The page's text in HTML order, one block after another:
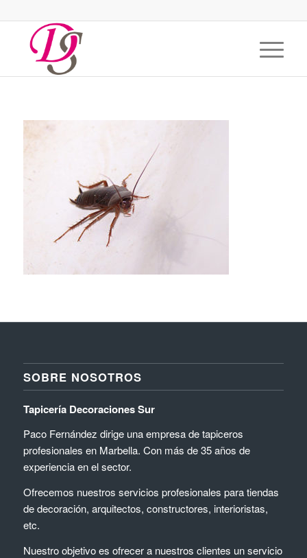
SOBRE NOSOTROS
Tapicería Decoraciones Sur
Paco Fernández dirige una empresa de tapiceros
profesionales en Marbella. Con más de 35 años de
experiencia en el sector.
Ofrecemos nuestros servicios profesionales para tiendas
de decoración, arquitectos, constructores, interioristas,
etc.
Nuestro objetivo es ofrecer a nuestros clientes un servicio